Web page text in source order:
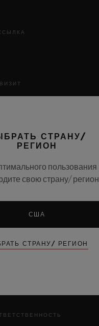
ЗАКАЗУ
СТРАНУ/
РЕГИОН
пользования
свою страну/
США
СТРАНУ/ РЕГИОН